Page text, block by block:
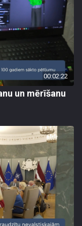
00:02:22
un mērīšanu